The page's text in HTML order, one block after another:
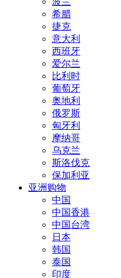
希腊
捷克
意大利
西班牙
爱尔兰
比利时
葡萄牙
奥地利
俄罗斯
匈牙利
摩纳哥
乌克兰
斯洛伐克
保加利亚
亚洲购物
中国
中国香港
中国台湾
日本
韩国
泰国
印度